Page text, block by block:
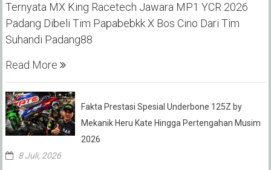
Ternyata MX King Racetech Jawara MP1 YCR 2026
Padang Dibeli Tim Papabebkk X Bos Cino Dari Tim
Suhandi Padang88
Read More
Fakta Prestasi Spesial Underbone 125Z by
Mekanik Heru Kate Hingga Pertengahan Musim
2026
8 Juli, 2026